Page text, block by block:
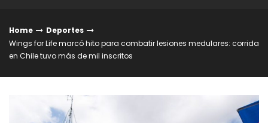
Home
Deportes
Wings for Life marcó hito para combatir lesiones medulares: corrida
en Chile tuvo más de mil inscritos